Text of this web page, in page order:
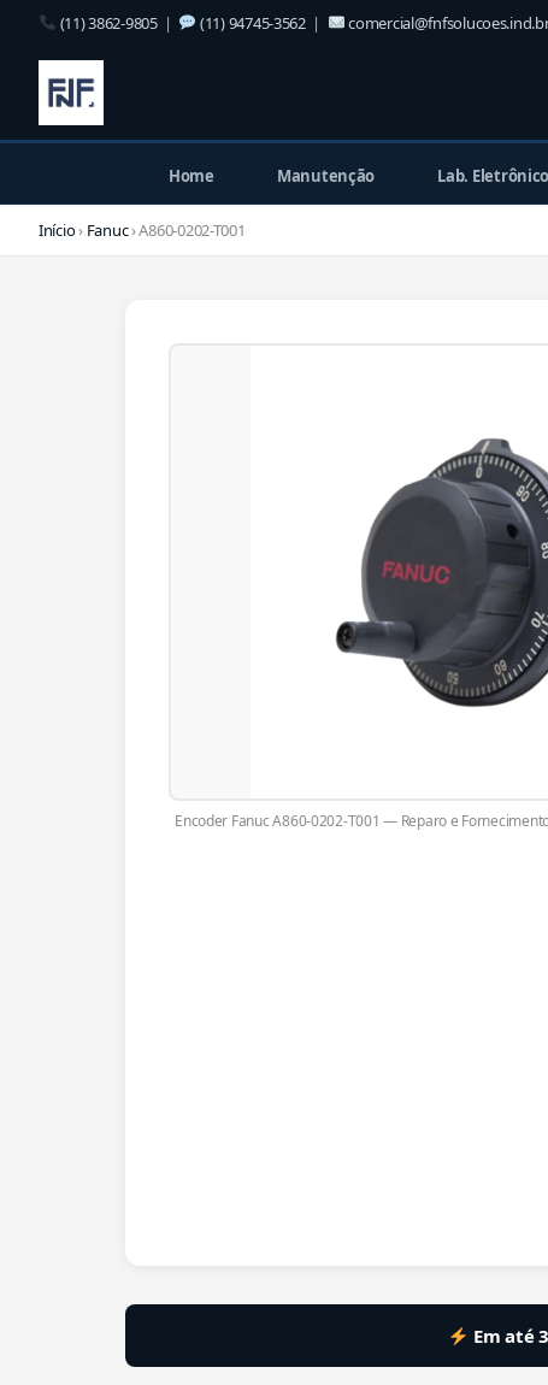
(11) 3862-9805| (11) 94745-3562|
Home Manutenção Lab. Eletrônico
Início› Fanuc› A860-0202-T001
Encoder Fanuc A860-0202-T001 — Reparo e
Em até